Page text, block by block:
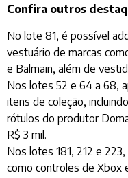
Confira outros
No lote 81, é possível
vestuário de marcas
e Balmain, além de
Nos lotes 52 e 64 a 68,
itens de coleção,
rótulos do produtor
R$ 3 mil.
Nos lotes 181, 212 e
como controles de Xbox